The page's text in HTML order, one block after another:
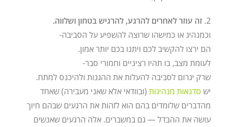
2. זה עוזר לאחרים להרגע, להרגיש בטחון ושלווה.
וכמנהיג או כמישהו שרוצה להשפיע על הסביבה-
הם ירצו להקשיב לכם ויתנו בכם יותר אמון.
לעומת מצב, בו תהיו רציניים וחמורי סבר-
שרק יגרום לסביבה להעלות את ההגנות ולהיכנס למתח.
יש סדנאות מנהיגות (ובוודאי אלא שאני מעבירה) שאחד
מהדברים שלומדים בהם הוא לזהות את הרגעים שבהם חיוך
עושה את ההבדל — גם במשברים. אלה הרגעים שאנשים